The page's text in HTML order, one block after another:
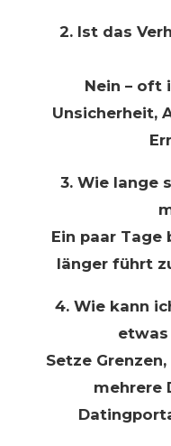
2. Ist das
Nein – oft
Unsicherheit,
3. Wie lange
Ein paar Tage
länger führt
4. Wie kann
Setze
mehrere